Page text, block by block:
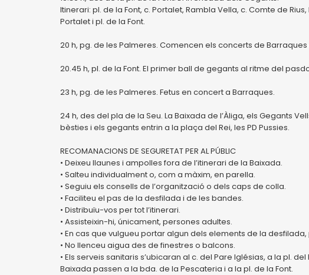
Itinerari: pl. de la Font, c. Portalet, Rambla Vella, c. Comte de
Portalet i pl. de la Font.
20 h, pg. de les Palmeres. Comencen els concerts de Barraques
20.45 h, pl. de la Font. El primer ball de gegants al ritme del
23 h, pg. de les Palmeres. Fetus en concert a Barraques.
24 h, des del pla de la Seu. La Baixada de l’Àliga, els Gegants
bèsties i els gegants entrin a la plaça del Rei, les PD Pussies.
RECOMANACIONS DE SEGURETAT PER AL PÚBLIC
• Deixeu llaunes i ampolles fora de l’itinerari de la Baixada.
• Salteu individualment o, com a màxim, en parella.
• Seguiu els consells de l’organització o dels caps de colla.
• Faciliteu el pas de la desfilada i de les bandes.
• Distribuïu-vos per tot l’itinerari.
• Assisteixin-hi, únicament, persones adultes.
• En cas que vulgueu portar algun dels elements de la
• No llenceu aigua des de finestres o balcons.
• Els serveis sanitaris s’ubicaran al c. del Pare Iglésias, a la pl.
Baixada passen a la bda. de la Pescateria i a la pl. de la Font.